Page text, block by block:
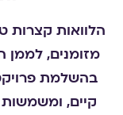
הלוואות קצרות
מזומנים, לממן
בהשלמת
קיים, ומשמשות